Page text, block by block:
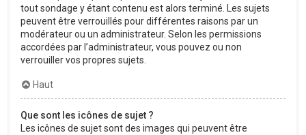
tout sondage y étant contenu est alors terminé. Les sujets
peuvent être verrouillés pour différentes raisons par un
modérateur ou un administrateur. Selon les permissions
accordées par l’administrateur, vous pouvez ou non
verrouiller vos propres sujets.
Haut
Que sont les icônes de sujet ?
Les icônes de sujet sont des images qui peuvent être